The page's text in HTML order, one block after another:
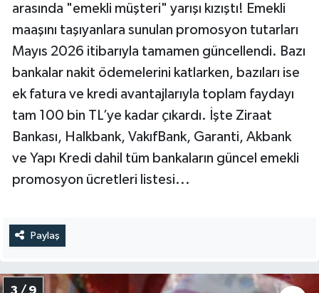
arasında "emekli müşteri" yarışı kızıştı! Emekli
maaşını taşıyanlara sunulan promosyon tutarları
Mayıs 2026 itibarıyla tamamen güncellendi. Bazı
bankalar nakit ödemelerini katlarken, bazıları ise
ek fatura ve kredi avantajlarıyla toplam faydayı
tam 100 bin TL’ye kadar çıkardı. İşte Ziraat
Bankası, Halkbank, VakıfBank, Garanti, Akbank
ve Yapı Kredi dahil tüm bankaların güncel emekli
promosyon ücretleri listesi...
Paylaş